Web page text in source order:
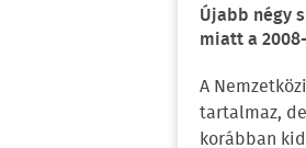
Újabb négy
miatt a
A
tartalmaz,
korábban